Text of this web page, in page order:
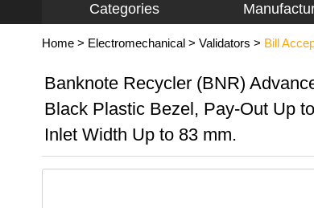
Categories
Home > Electromechanical > Validators > Bill
Banknote Recycler (BNR)
Black Plastic Bezel, Pay-Out Up
Inlet Width Up to 83 mm.